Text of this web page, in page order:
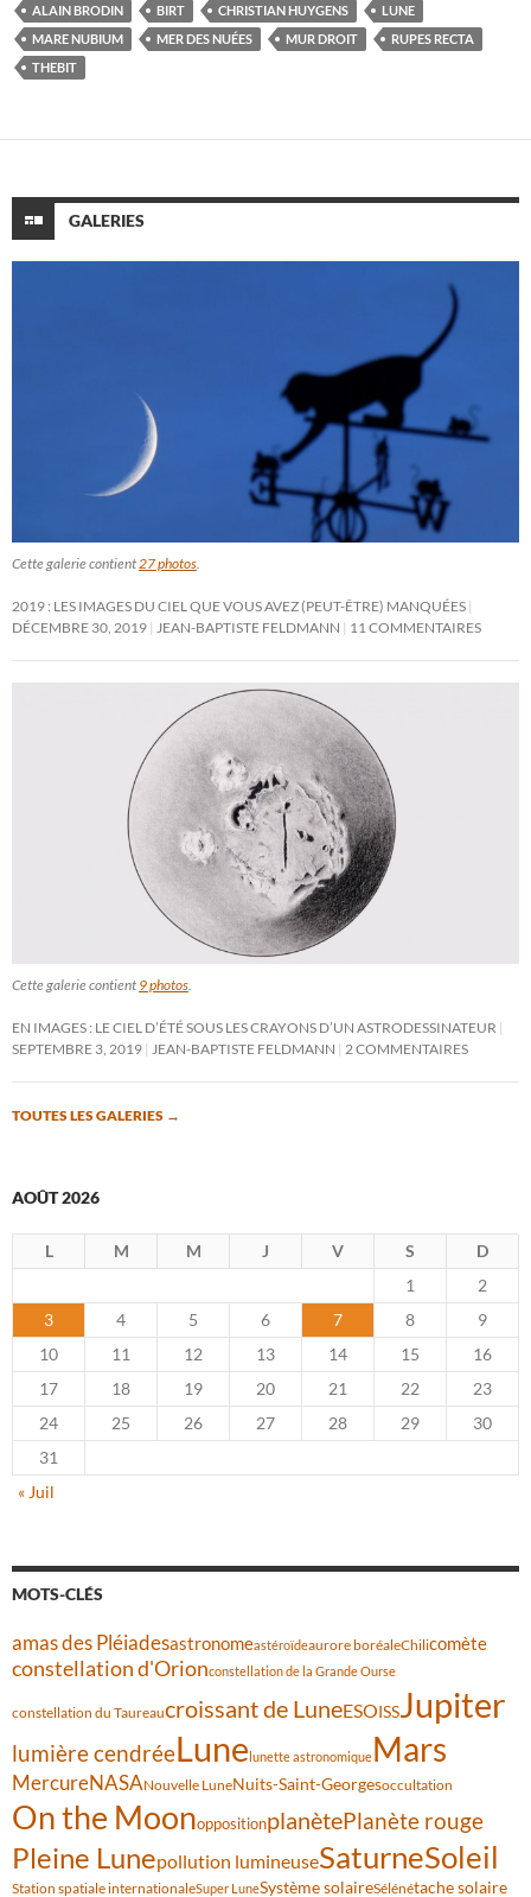
ALAIN BRODIN BIRT CHRISTIAN HUYGENS
LUNE
MARE NUBIUM
MER DES NUÉES MUR DROIT
RUPES RECTA
THEBIT
GALERIES
Cette galerie contient 27 photos
2019 : LES IMAGES DU CIEL QUE VOUS AVEZ (PEUT-ÊTRE) MANQUÉES
DÉCEMBRE 30, 2019
JEAN-BAPTISTE FELDMANN 11 COMMENTAIRES
Cette galerie contient 9 photos
EN IMAGES : LE CIEL D’ÉTÉ SOUS LES CRAYONS D’UN ASTRODESSINATEUR
SEPTEMBRE 3, 2019
JEAN-BAPTISTE FELDMANN 2 COMMENTAIRES
TOUTES LES GALERIES →
AOÛT 2026
L M M J V S
D
1
2
3
4 5 6 7 8
9
10
11 12 13 14 15
16
17
18 19 20 21 22
23
24
25 26 27 28 29
30
31
« Juil
MOTS-CLÉS
amas des Pléiadesastronomeastéroïdeaurore boréaleChilicomète
constellation d'Orionconstellation de la Grande Ourse
constellation du Taureaucroissant de LuneESOISSJupiter
lumière cendréeLunelunette astronomiqueMars
MercureNASANouvelle LuneNuits-Saint-Georgesoccultation
On the MoonoppositionplanètePlanète rouge
Pleine Lunepollution lumineuseSaturneSoleil
Station spatiale internationaleSuper LuneSystème solaireSélénétache solaire